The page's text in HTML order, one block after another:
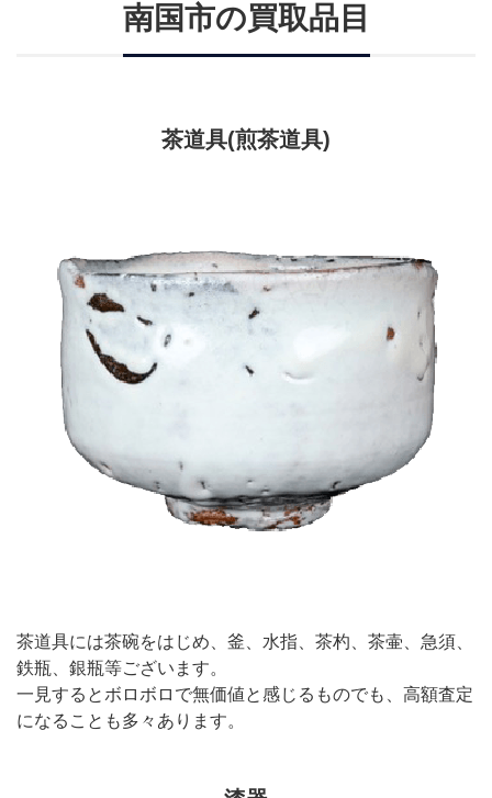
南国市の買取品目
茶道具(煎茶道具)
茶道具には茶碗をはじめ、釜、水指、茶杓、茶壷、急須、
鉄瓶、銀瓶等ございます。
一見するとボロボロで無価値と感じるものでも、高額査定
になることも多々あります。